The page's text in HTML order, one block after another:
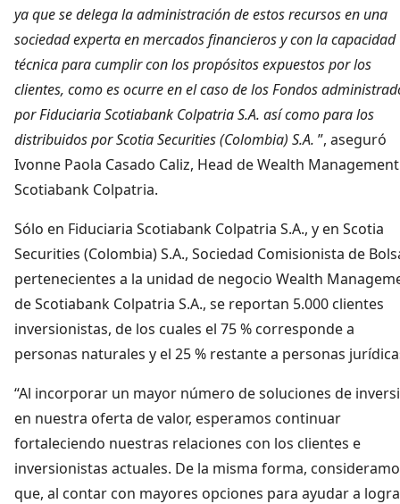
ya que se delega la administración de estos recursos en una
sociedad experta en mercados financieros y con la capacidad
técnica para cumplir con los propósitos expuestos por los
clientes, como es ocurre en el caso de los Fondos
por Fiduciaria Scotiabank Colpatria S.A. así como para los
distribuidos por Scotia Securities (Colombia) S.A. ”, aseguró
Ivonne Paola Casado Caliz, Head de Wealth
Scotiabank Colpatria.
Sólo en Fiduciaria Scotiabank Colpatria S.A., y en Scotia
Securities (Colombia) S.A., Sociedad Comisionista de
pertenecientes a la unidad de negocio Wealth
de Scotiabank Colpatria S.A., se reportan 5.000 clientes
inversionistas, de los cuales el 75 % corresponde a
personas naturales y el 25 % restante a personas
“Al incorporar un mayor número de soluciones de
en nuestra oferta de valor, esperamos continuar
fortaleciendo nuestras relaciones con los clientes e
inversionistas actuales. De la misma forma,
que, al contar con mayores opciones para ayudar a